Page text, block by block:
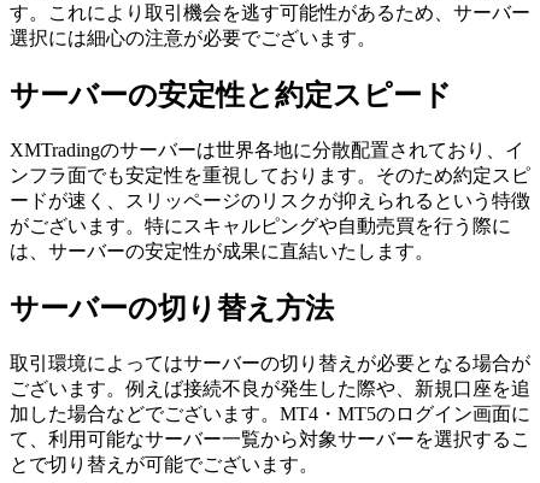
す。これにより取引機会を逃す可能性があるため、サーバー
選択には細心の注意が必要でございます。
サーバーの安定性と約定スピード
XMTradingのサーバーは世界各地に分散配置されており、イ
ンフラ面でも安定性を重視しております。そのため約定スピ
ードが速く、スリッページのリスクが抑えられるという特徴
がございます。特にスキャルピングや自動売買を行う際に
は、サーバーの安定性が成果に直結いたします。
サーバーの切り替え方法
取引環境によってはサーバーの切り替えが必要となる場合が
ございます。例えば接続不良が発生した際や、新規口座を追
加した場合などでございます。MT4・MT5のログイン画面に
て、利用可能なサーバー一覧から対象サーバーを選択するこ
とで切り替えが可能でございます。